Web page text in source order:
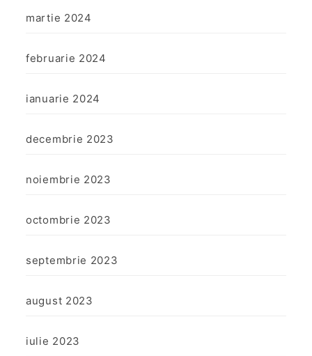
martie 2024
februarie 2024
ianuarie 2024
decembrie 2023
noiembrie 2023
octombrie 2023
septembrie 2023
august 2023
iulie 2023